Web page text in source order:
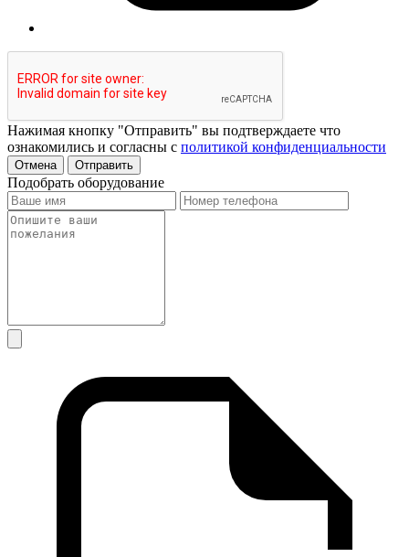
Нажимая кнопку "Отправить" вы подтверждаете что
ознакомились и согласны с политикой конфиденциальности
Отмена Отправить
Подобрать оборудование